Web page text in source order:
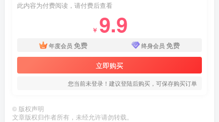
此内容为付费阅读，请付费后查看
￥ 9.9
年度会员 免费 终身会员 免费
立即购买
您当前未登录！建议登陆后购买，可保存购买订单
© 版权声明
文章版权归作者所有，未经允许请勿转载。